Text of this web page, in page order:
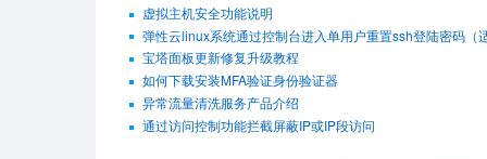
虚拟主机安全功能说明
弹性云linux系统通过控制台进入单用户重置ssh登陆密码（
宝塔面板更新修复升级教程
如何下载安装MFA验证身份验证器
异常流量清洗服务产品介绍
通过访问控制功能拦截屏蔽IP或IP段访问